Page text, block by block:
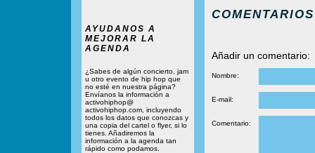
AYUDANOS A
MEJORAR LA
AGENDA
¿Sabes de algún concierto, jam
u otro evento de hip hop que
no esté en nuestra página?
Envíanos la información a
activohiphop@
activohiphop.com, incluyendo
todos los datos que conozcas y
una copia del cartel o flyer, si lo
tienes. Añadiremos la
información a la agenda tan
rápido como podamos.
COMENTARIOS
Añadir un comentario:
Nombre:
E-mail:
Comentario: